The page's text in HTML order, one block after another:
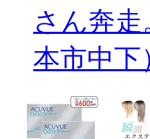
さん奔
本市中下